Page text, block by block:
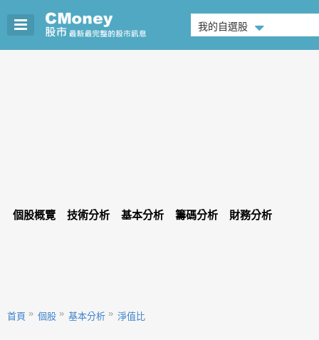
我的自選股
個股概覽 技術分析 基本分析 籌碼分析 財務分析
首頁 個股 基本分析 淨值比